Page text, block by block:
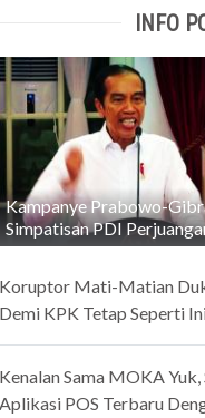
INFO
Kampanye Prabowo-
Simpatisan PDI
Mati-Matian
KPK Tetap Seperti
Sama MOKA
POS Terbaru